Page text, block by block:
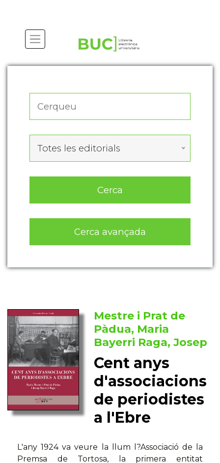
Totes les editorials
Cerca
Cerca avançada
Mestre i Prat de
Pàdua, Maria
Bayerri Raga, Josep
Cent anys
d'associacions
de periodistes
a l'Ebre
L'any 1924 va veure la llum l?Associació de la
Premsa de Tortosa, la primera entitat